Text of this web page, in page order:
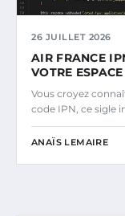
26 JUILLET 2026
AIR FRANCE
VOTRE
Vous croyez
code IPN, ce sigle
ANAÏS LEMAIRE